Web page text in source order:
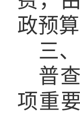
政预
三
普
项重